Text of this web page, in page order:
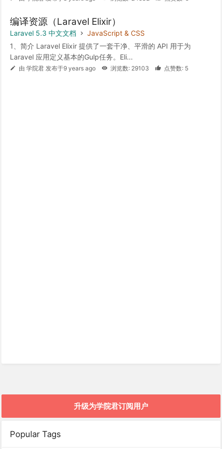
编译资源（Laravel Elixir）
Laravel 5.3 中文文档
JavaScript & CSS
1、简介 Laravel Elixir 提供了一套干净、平滑的 API 用于为
Laravel 应用定义基本的Gulp任务。Eli...
由 学院君 发布于9 years ago 浏览数: 29103 点赞数: 5
升级为学院君订阅用户
Popular Tags